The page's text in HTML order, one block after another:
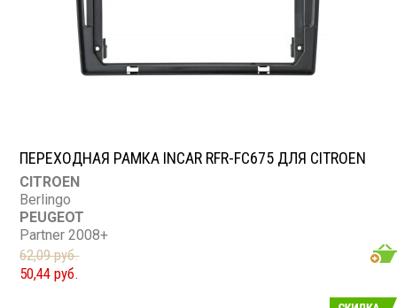
ПЕРЕХОДНАЯ РАМКА INCAR RFR-FC675 ДЛЯ CITROEN
CITROEN
Berlingo
PEUGEOT
Partner 2008+
62,09 руб.
50,44 руб.